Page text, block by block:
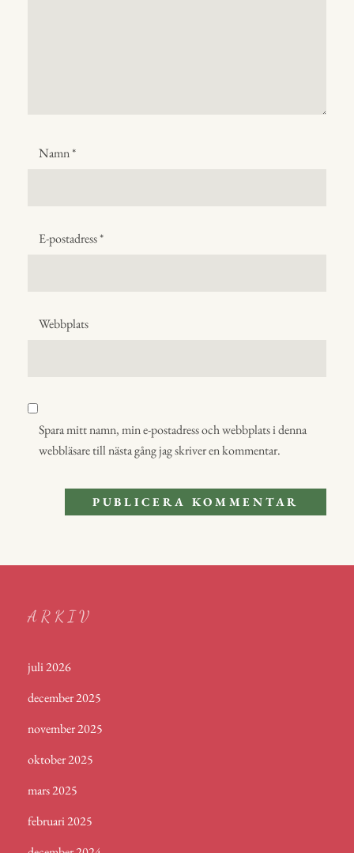
Namn*
E-postadress*
Webbplats
Spara mitt namn, min e-postadress och webbplats i denna
webbläsare till nästa gång jag skriver en kommentar.
ARKIV
juli 2026
december 2025
november 2025
oktober 2025
mars 2025
februari 2025